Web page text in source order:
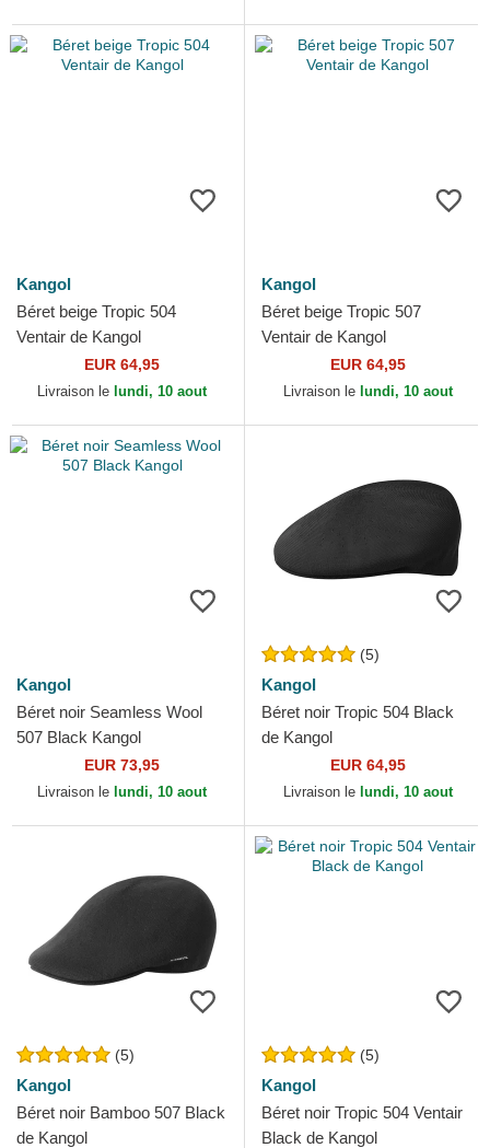
Kangol
Béret beige Tropic 504
Ventair de Kangol
EUR 64,95
Livraison le lundi, 10 aout
Kangol
Béret beige Tropic 507
Ventair de Kangol
EUR 64,95
Livraison le lundi, 10 aout
Kangol
Béret noir Seamless Wool
507 Black Kangol
EUR 73,95
Livraison le lundi, 10 aout
(5)
Kangol
Béret noir Tropic 504 Black
de Kangol
EUR 64,95
Livraison le lundi, 10 aout
(5)
Kangol
Béret noir Bamboo 507 Black
de Kangol
(5)
Kangol
Béret noir Tropic 504 Ventair
Black de Kangol